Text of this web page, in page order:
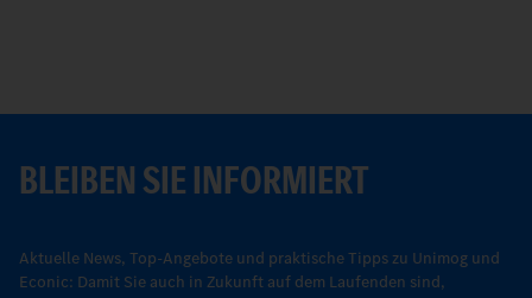
BLEIBEN SIE INFORMIERT
Aktuelle News, Top-Angebote und praktische Tipps zu Unimog und
Econic: Damit Sie auch in Zukunft auf dem Laufenden sind,